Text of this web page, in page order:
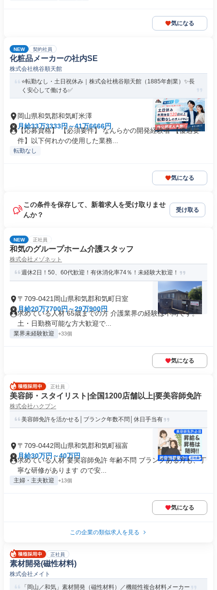
気になる
NEW 契約社員
化粧品メーカーの社内SE
株式会社桃谷順天館
⭐転勤なし・土日祝休み｜株式会社桃谷順天館（1885年創業）✨長
く安心して働ける✅
岡山県和気郡和気町米澤
月給33万3333円～41万6666円
【応募資格】 【必須要件】 なんらかの開発経験者 【優遇要
件】以下何れかの使用した業務...
転勤なし
気になる
この条件を保存して、新着求人を受け取りませ
んか？
受け取る
NEW 正社員
和気のグループホーム介護スタッフ
株式会社メゾネット
週休2日！50、60代歓迎！有休消化率74％！未経験大歓迎！
〒709-0421岡山県和気郡和気町日室
月給20万7700円～29万900円
求めている人材 65歳までの方 介護業界の経験は不問です。
土・日勤務可能な方大歓迎で...
業界未経験歓迎 +33個
気になる
正社員
美容師・スタイリスト|全国1200店舗以上|要美容師免許
株式会社ハクブン
美容師免許を活かせる│ブランク年数不問│休日手当有
〒709-0442岡山県和気郡和気町福富
月給30万円～40万円
求めている人材 要美容師免許 年齢不問 ブランクある方も、丁
寧な研修があります ので安...
主婦・主夫歓迎 +13個
気になる
この企業の類似求人を見る
正社員
素材開発(磁性材料)
株式会社メイト
「岡山／和気」素材開発（磁性材料）／機能性複合材料メーカー